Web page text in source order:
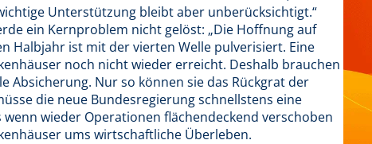
Unterstützung bleibt aber unberücksichtigt.“
ein Kernproblem nicht gelöst: „Die Hoffnung auf
Halbjahr ist mit der vierten Welle pulverisiert. Eine
noch nicht wieder erreicht. Deshalb brauchen
Absicherung. Nur so können sie das Rückgrat der
die neue Bundesregierung schnellstens eine
wieder Operationen flächendeckend verschoben
ums wirtschaftliche Überleben.